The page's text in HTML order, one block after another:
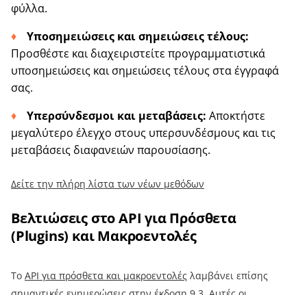
φύλλα.
Υποσημειώσεις και σημειώσεις τέλους:
Προσθέστε και διαχειριστείτε προγραμματιστικά
υποσημειώσεις και σημειώσεις τέλους στα έγγραφά
σας.
Υπερσύνδεσμοι και μεταβάσεις: Αποκτήστε
μεγαλύτερο έλεγχο στους υπερσυνδέσμους και τις
μεταβάσεις διαφανειών παρουσίασης.
Δείτε την πλήρη λίστα των νέων μεθόδων
Βελτιώσεις στο API για Πρόσθετα
(Plugins) και Μακροεντολές
Το API για πρόσθετα και μακροεντολές λαμβάνει επίσης